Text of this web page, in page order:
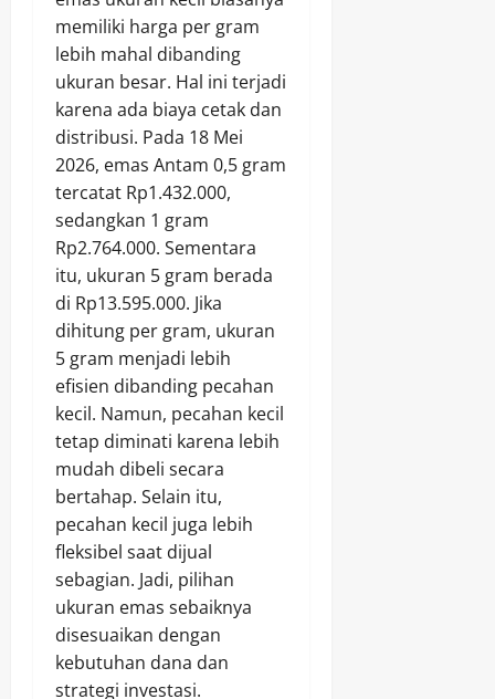
memiliki harga per gram
lebih mahal dibanding
ukuran besar. Hal ini terjadi
karena ada biaya cetak dan
distribusi. Pada 18 Mei
2026, emas Antam 0,5 gram
tercatat Rp1.432.000,
sedangkan 1 gram
Rp2.764.000. Sementara
itu, ukuran 5 gram berada
di Rp13.595.000. Jika
dihitung per gram, ukuran
5 gram menjadi lebih
efisien dibanding pecahan
kecil. Namun, pecahan kecil
tetap diminati karena lebih
mudah dibeli secara
bertahap. Selain itu,
pecahan kecil juga lebih
fleksibel saat dijual
sebagian. Jadi, pilihan
ukuran emas sebaiknya
disesuaikan dengan
kebutuhan dana dan
strategi investasi.